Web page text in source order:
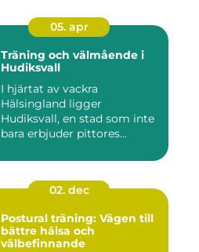
05. apr
Träning och välmående i
Hudiksvall
I hjärtat av vackra
Hälsingland ligger
Hudiksvall, en stad som inte
bara erbjuder pittores...
02. dec
Postural träning: Vägen till
bättre hälsa och
välbefinnande